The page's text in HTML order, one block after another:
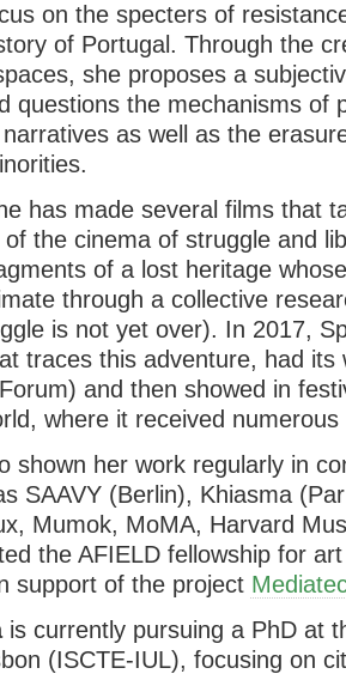
on the specters of
of Portugal. Through the
she proposes a
questions the mechanisms of
as well as the
has made several films that
the cinema of struggle and
of a lost heritage
through a collective
is not yet over). In 2017,
traces this adventure, had its
and then showed in
where it received numerous
shown her work regularly in
SAAVY (Berlin), Khiasma
Mumok, MoMA, Harvard
the AFIELD fellowship for
support of the project
is currently pursuing a PhD at
(ISCTE-IUL), focusing on